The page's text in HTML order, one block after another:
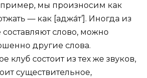
мы произносим как
— как [аджа́т’]. Иногда из
составляют слово, можно
другие слова.
клуб состоит из тех же звуков,
существительное,